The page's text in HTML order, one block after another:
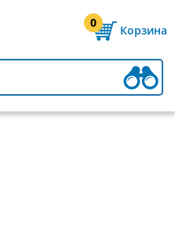
0
Корзина